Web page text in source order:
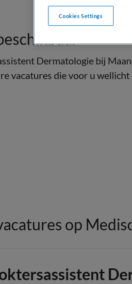
Dermatologie bij
vacatures die voor u
op
Cookies Settings